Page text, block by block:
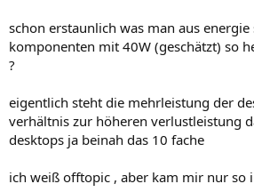
schon erstaunlich was man aus energie
komponenten mit 40W (geschätzt) so
?
eigentlich steht die mehrleistung der
verhältnis zur höheren verlustleistung
desktops ja beinah das 10 fache
ich weiß offtopic , aber kam mir nur so